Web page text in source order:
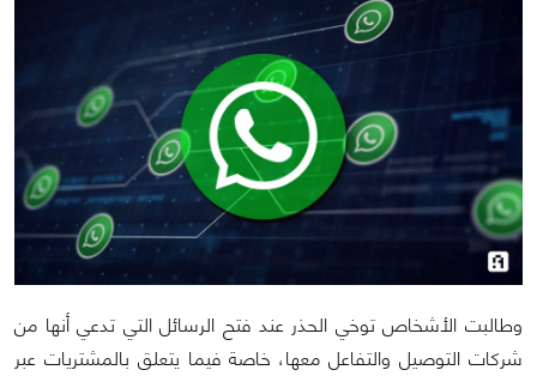
وطالبت الأشخاص توخي الحذر عند فتح الرسائل التي تدعي أنها من
شركات التوصيل والتفاعل معها، خاصة فيما يتعلق بالمشتريات عبر